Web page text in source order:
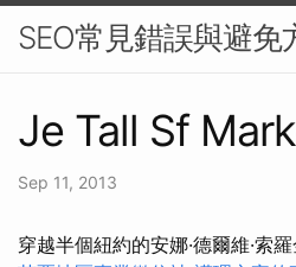
SEO常見錯誤與避免
Je Tall Sf
Sep 11, 2013
穿越半個紐約的安娜·德爾維·索